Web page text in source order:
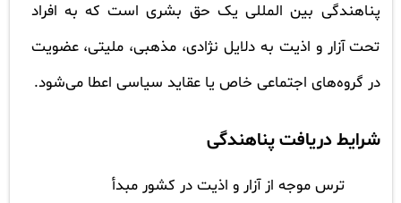
پناهندگی بین المللی یک حق بشری است که به افراد
تحت آزار و اذیت به دلایل نژادی، مذهبی، ملیتی، عضویت
در گروه‌های اجتماعی خاص یا عقاید سیاسی اعطا می‌شود.
شرایط دریافت پناهندگی
ترس موجه از آزار و اذیت در کشور مبدأ